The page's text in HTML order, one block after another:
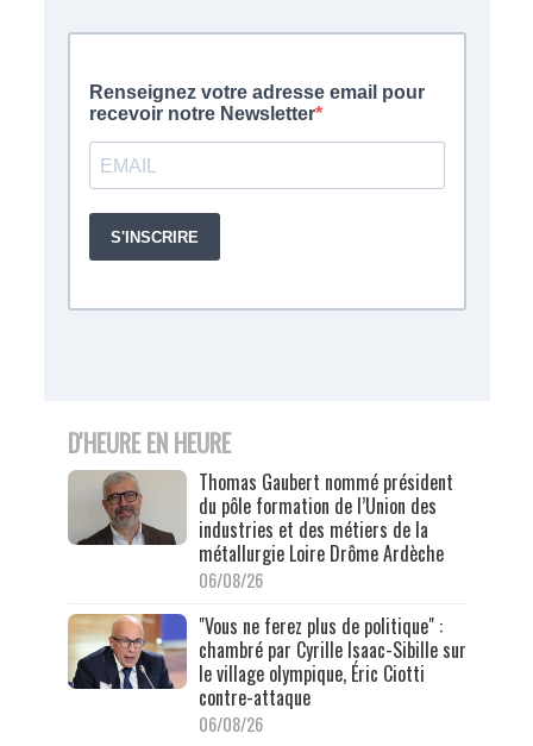
D'HEURE EN HEURE
Thomas Gaubert nommé président
du pôle formation de l’Union des
industries et des métiers de la
métallurgie Loire Drôme Ardèche
06/08/26
"Vous ne ferez plus de politique" :
chambré par Cyrille Isaac-Sibille sur
le village olympique, Éric Ciotti
contre-attaque
06/08/26